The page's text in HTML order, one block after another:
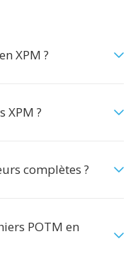
XPM ?
XPM ?
complètes ?
POTM en